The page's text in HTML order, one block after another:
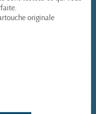
originale